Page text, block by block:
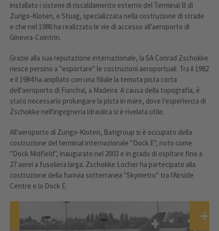
installato i sistemi di riscaldamento esterno del Terminal B di
Zurigo-Kloten, e Stuag, specializzata nella costruzione di strade
e che nel 1986 ha realizzato le vie di accesso all'aeroporto di
Ginevra-Cointrin.
Grazie alla sua reputazione internazionale, la SA Conrad Zschokke
riesce persino a "esportare" le costruzioni aeroportuali. Tra il 1982
e il 1984 ha ampliato con una filiale la temuta pista corta
dell'aeroporto di Funchal, a Madeira. A causa della topografia, è
stato necessario prolungare la pista in mare, dove l'esperienza di
Zschokke nell'ingegneria idraulica si è rivelata utile.
All'aeroporto di Zurigo-Kloten, Batigroup si è occupato della
costruzione del terminal internazionale "Dock E", noto come
"Dock Midfield", inaugurato nel 2003 e in grado di ospitare fino a
27 aerei a fusoliera larga. Zschokke Locher ha partecipato alla
costruzione della funivia sotterranea "Skymetro" tra l'Airside
Centre e la Dock E.